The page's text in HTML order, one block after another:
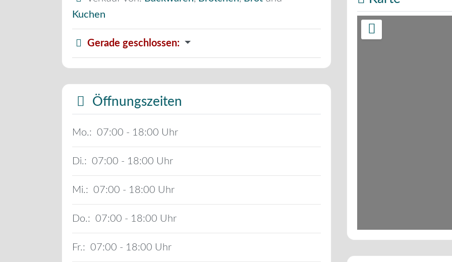
Kuchen
Gerade geschlossen:
Öffnungszeiten
Mo.: 07:00 - 18:00
Di.: 07:00 - 18:00
Mi.: 07:00 - 18:00
Do.: 07:00 - 18:00
Fr.: 07:00 - 18:00